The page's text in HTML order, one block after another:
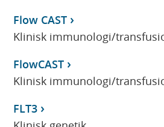
Flow CAST
Klinisk immunologi/
FlowCAST
Klinisk immunologi/
FLT3